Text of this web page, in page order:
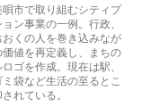
市で取り組むシティプ
ン事業の一例。行政、
くの人を巻き込みなが
価値を再定義し、まちの
ゴを作成。現在は駅、
袋など生活の至るとこ
れている。